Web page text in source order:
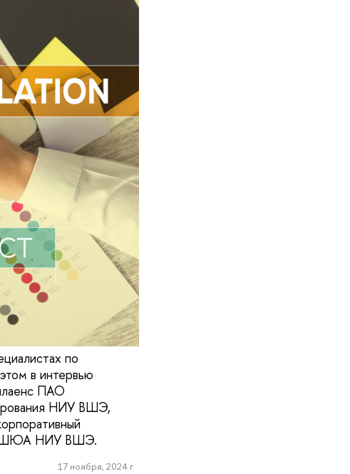
по
в интервью
ПАО
НИУ ВШЭ,
ВШЮА НИУ ВШЭ.
17 ноября, 2024 г.